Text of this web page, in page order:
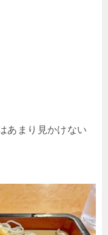
あまり見かけない